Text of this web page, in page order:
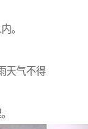
。
天气不得